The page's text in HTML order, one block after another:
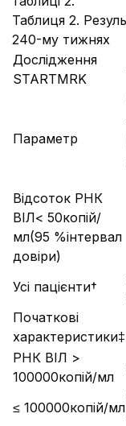
Таблиця 2.
240-му тижнях
Дослідження
STARTMRK
Параметр
Відсоток РНК
ВІЛ< 50копій/
мл(95 %інтервал
довіри)
Усі пацієнти†
Початкові
характеристики‡
РНК ВІЛ >
100000копій/мл
≤ 100000копій/мл